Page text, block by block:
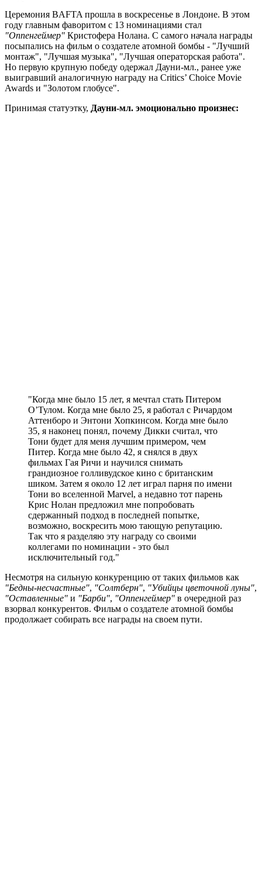
Церемония BAFTA прошла в воскресенье в Лондоне. В этом
году главным фаворитом с 13 номинациями стал
"Оппенгеймер" Кристофера Нолана. С самого начала награды
посыпались на фильм о создателе атомной бомбы - "Лучший
монтаж", "Лучшая музыка", "Лучшая операторская работа".
Но первую крупную победу одержал Дауни-мл., ранее уже
выигравший аналогичную награду на Critics’ Choice Movie
Awards и "Золотом глобусе".
Принимая статуэтку, Дауни-мл. эмоционально произнес:
"Когда мне было 15 лет, я мечтал стать Питером
О’Тулом. Когда мне было 25, я работал с Ричардом
Аттенборо и Энтони Хопкинсом. Когда мне было
35, я наконец понял, почему Дикки считал, что
Тони будет для меня лучшим примером, чем
Питер. Когда мне было 42, я снялся в двух
фильмах Гая Ричи и научился снимать
грандиозное голливудское кино с британским
шиком. Затем я около 12 лет играл парня по имени
Тони во вселенной Marvel, а недавно тот парень
Крис Нолан предложил мне попробовать
сдержанный подход в последней попытке,
возможно, воскресить мою тающую репутацию.
Так что я разделяю эту награду со своими
коллегами по номинации - это был
исключительный год."
Несмотря на сильную конкуренцию от таких фильмов как
"Бедны-несчастные", "Солтберн", "Убийцы цветочной луны",
"Оставленные" и "Барби", "Оппенгеймер" в очередной раз
взорвал конкурентов. Фильм о создателе атомной бомбы
продолжает собирать все награды на своем пути.